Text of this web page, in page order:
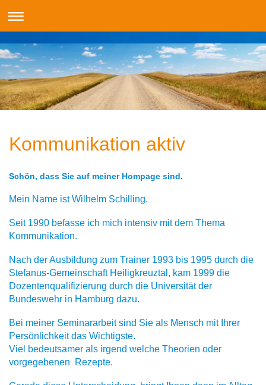
Kommunikation aktiv
Schön, dass Sie auf meiner Hompage sind.
Mein Name ist Wilhelm Schilling.
Seit 1990 befasse ich mich intensiv mit dem Thema
Kommunikation.
Nach der Ausbildung zum Trainer 1993 bis 1995 durch die
Stefanus-Gemeinschaft Heiligkreuztal, kam 1999 die
Dozentenqualifizierung durch die Universität der
Bundeswehr in Hamburg dazu.
Bei meiner Seminararbeit sind Sie als Mensch mit Ihrer
Persönlichkeit das Wichtigste.
Viel bedeutsamer als irgend welche Theorien oder
vorgegebenen Rezepte.